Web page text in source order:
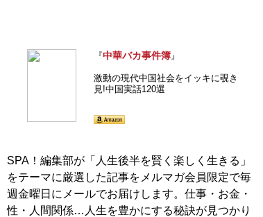
『中華バカ事件簿』
激動の現代中国社会をイッキに覗き
見!中国実話120選
SPA！編集部が「人生後半を賢く楽しく生きる」
をテーマに厳選した記事をメルマガ会員限定で毎
週金曜日にメールでお届けします。仕事・お金・
性・人間関係…人生を豊かにする秘訣が見つかり